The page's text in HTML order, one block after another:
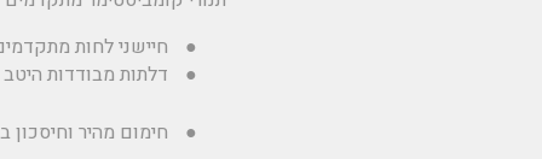
●
חיישני לחות
●
דלתות מבודדות
●
חימום מהיר